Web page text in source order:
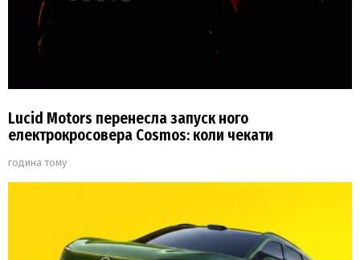
Lucid Motors перенесла запуск ного
електрокросовера Cosmos: коли чекати
година тому